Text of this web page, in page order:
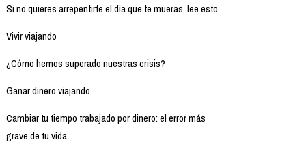
Si no quieres arrepentirte el día que te mueras, lee esto
Vivir viajando
¿Cómo hemos superado nuestras crisis?
Ganar dinero viajando
Cambiar tu tiempo trabajado por dinero: el error más
grave de tu vida